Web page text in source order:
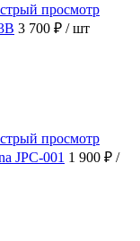
просмотр
3 700 ₽ / шт
просмотр
JPC-001 1 900 ₽ /